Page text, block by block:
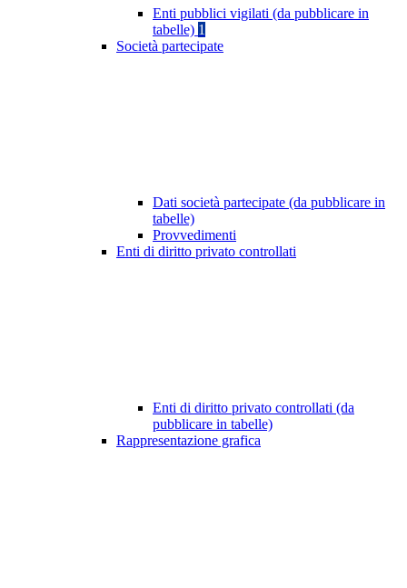
Enti pubblici vigilati (da pubblicare in
tabelle) 1
Società partecipate
Dati società partecipate (da pubblicare in
tabelle)
Provvedimenti
Enti di diritto privato controllati
Enti di diritto privato controllati (da
pubblicare in tabelle)
Rappresentazione grafica